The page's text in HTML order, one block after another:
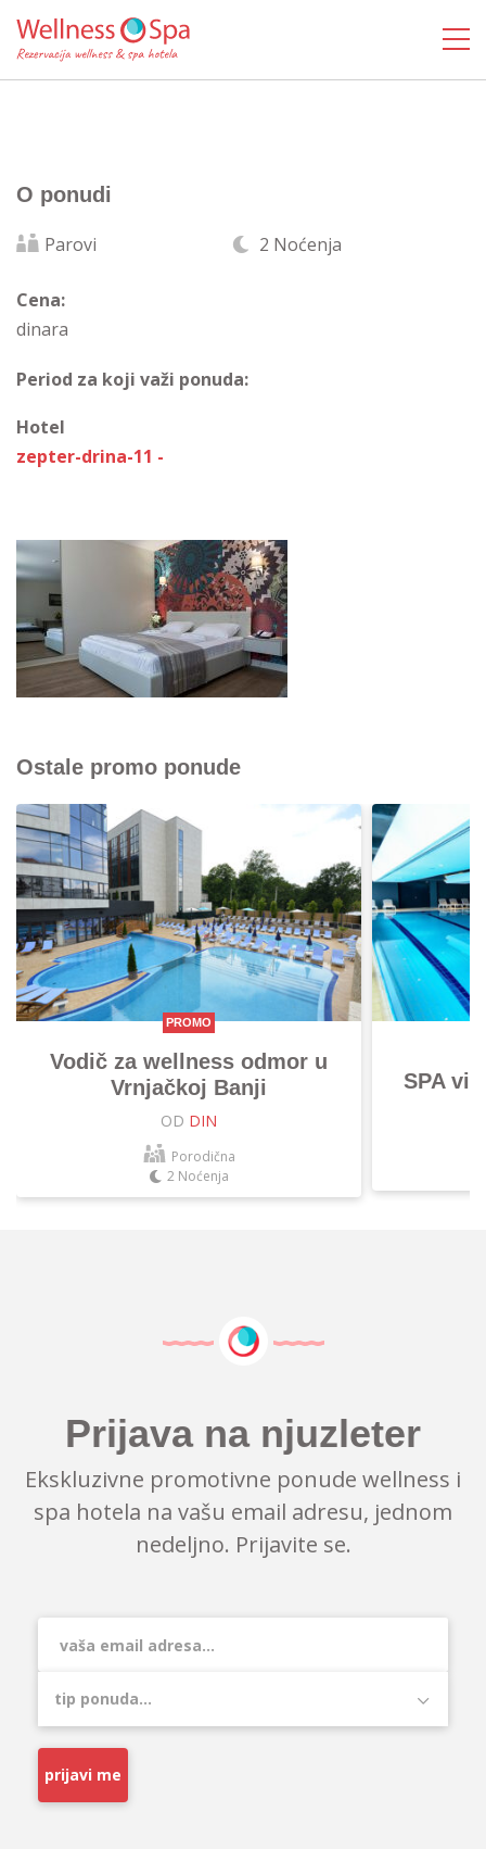
O ponudi
Parovi 2 Noćenja
Cena:
dinara
Period za koji važi ponuda:
Hotel
zepter-drina-11 -
Ostale promo ponude
PROMO
Vodič za wellness odmor u
Vrnjačkoj Banji
OD DIN
Porodična
2 Noćenja
SPA
Prijava na njuzleter
Ekskluzivne promotivne ponude wellness i
spa hotela na vašu email adresu, jednom
nedeljno. Prijavite se.
prijavi me